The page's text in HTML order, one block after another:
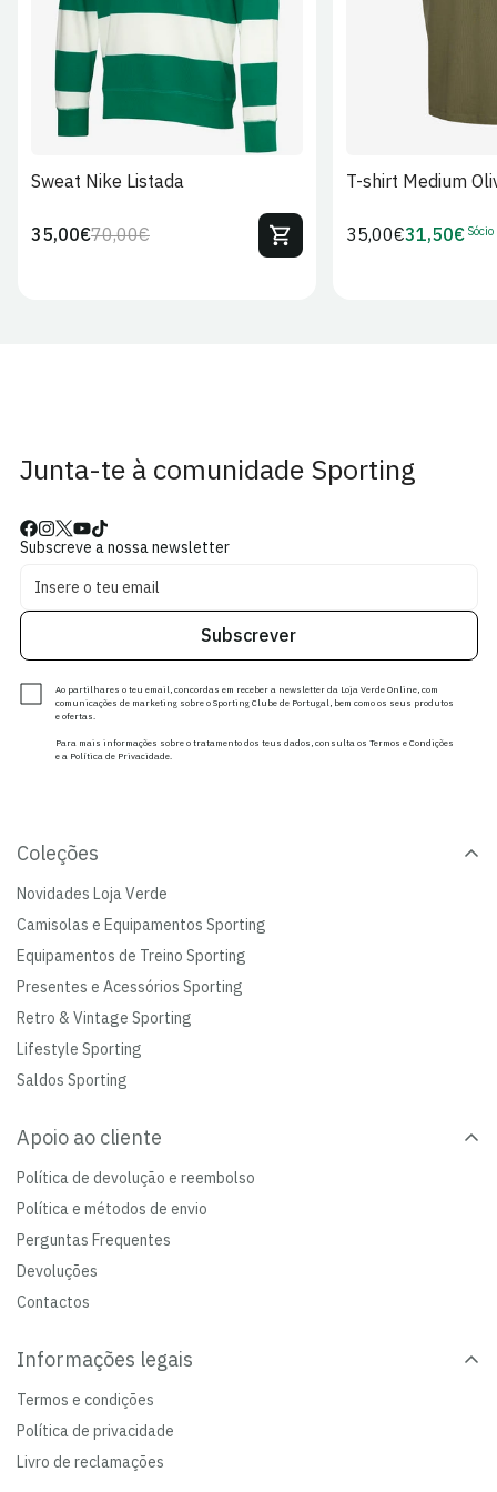
Sweat Nike Listada
Preço
70,00€Preço
35,00€
T-shirt Medium
Preço
35,00€Preço
31,50€ Sócio
Junta-te à comunidade Sporting
Subscreve a nossa newsletter
Subscrever
Ao partilhares o teu email, concordas em receber a newsletter da Loja Verde Online, com
comunicações de marketing sobre o Sporting Clube de Portugal, bem como os seus produtos
e ofertas.
Para mais informações sobre o tratamento dos teus dados, consulta os Termos e Condições
e a Política de Privacidade.
Coleções
Novidades Loja Verde
Camisolas e Equipamentos Sporting
Equipamentos de Treino Sporting
Presentes e Acessórios Sporting
Retro & Vintage Sporting
Lifestyle Sporting
Saldos Sporting
Apoio ao cliente
Política de devolução e reembolso
Política e métodos de envio
Perguntas Frequentes
Devoluções
Contactos
Informações legais
Termos e condições
Política de privacidade
Livro de reclamações